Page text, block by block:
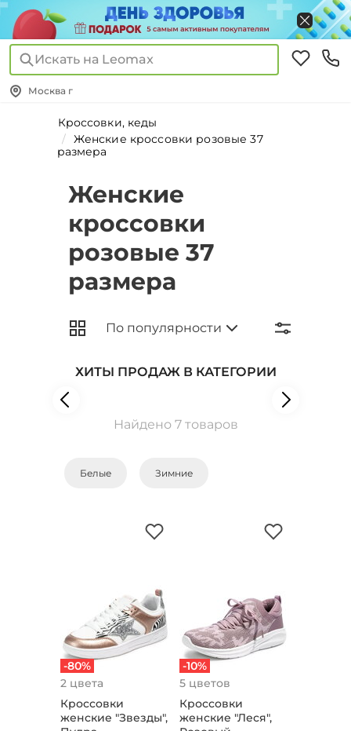
Искать на Leomax
Москва г
Кроссовки, кеды
Женские кроссовки розовые 37
размера
Женские
кроссовки
розовые 37
размера
ХИТЫ ПРОДАЖ В КАТЕГОРИИ
Найдено 7 товаров
Белые Зимние
-80%
2 цвета
Кроссовки
женские "Звезды",
-10%
5 цветов
Кроссовки
женские "Леся",